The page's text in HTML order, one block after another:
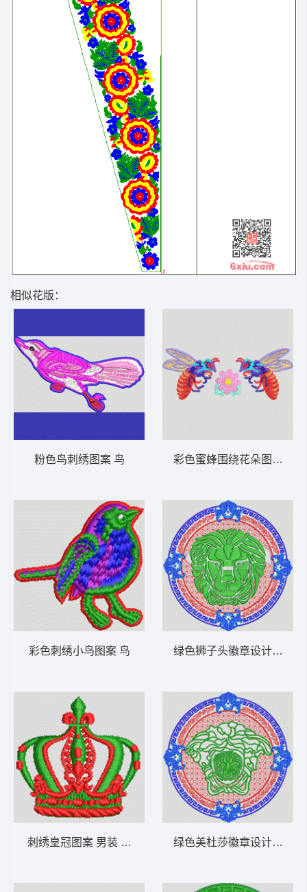
相似花版：
粉色鸟刺绣图案 鸟
彩色刺绣小鸟图案 鸟
刺绣皇冠图案 男装 章仔
彩色蜜蜂围绕花朵图案 蜜蜂
绿色狮子头徽章设计 狮头
绿色美杜莎徽章设计图 范